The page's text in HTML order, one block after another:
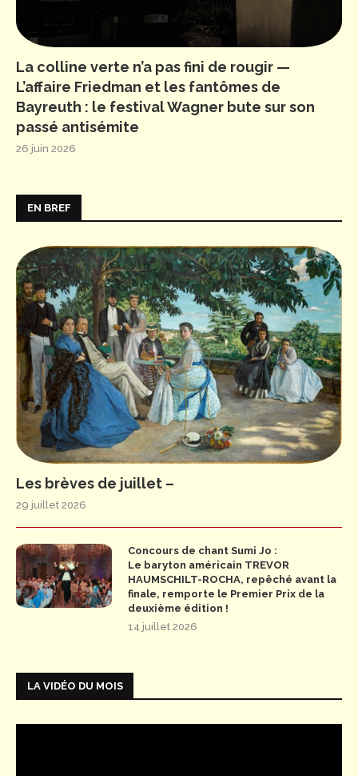
La colline verte n’a pas fini de rougir —
L’affaire Friedman et les fantômes de
Bayreuth : le festival Wagner bute sur son
passé antisémite
26 juin 2026
EN BREF
Les brèves de juillet –
29 juillet 2026
Concours de chant Sumi Jo :
Le baryton américain TREVOR
HAUMSCHILT-ROCHA, repêché avant la
finale, remporte le Premier Prix de la
deuxième édition !
14 juillet 2026
LA VIDÉO DU MOIS